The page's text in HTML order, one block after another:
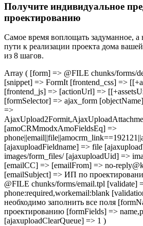
Получите индивидуальное
проектированию
Самое время воплощать задуманное, а
пути к реализации проекта дома
из 8 шагов.
Array ( [form] => @FILE chunks/forms/
[snippet] => FormIt [frontend_css] =>
[frontend_js] => [actionUrl] =>
[formSelector] => ajax_form
=>
[amoCRMmodxAmoFieldsEq] =>
[ajaxuploadFieldname] => file
images/form_files/ [ajaxuploadUid] =>
[emailCC] => [emailFrom] => no-
[emailSubject] => ИП по
@FILE chunks/forms/email.tpl [validate]
phone:required,workemail:blank
необходимо заполнить все поля
проектированию [formFields] =>
[ajaxuploadClearQueue] => 1 )